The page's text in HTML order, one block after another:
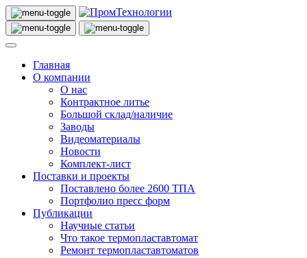
Главная
О компании
О нас
Контрактное литье
Большой склад/наличие
Заводы
Видеоматериалы
Новости
Комплект-лист
Поставки и проекты
Поставлено более 2600 ТПА
Портфолио пресс форм
Публикации
Научные статьи
Что такое термопластавтомат
Ремонт термопластавтоматов